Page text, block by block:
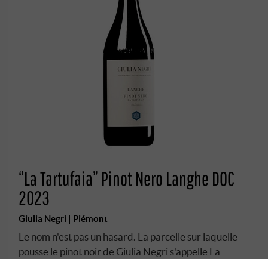
“La Tartufaia” Pinot Nero Langhe DOC
2023
Giulia Negri | Piémont
Le nom n'est pas un hasard. La parcelle sur laquelle
pousse le pinot noir de Giulia Negri s'appelle La